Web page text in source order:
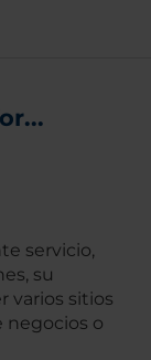
servicio,
su
varios sitios
negocios o